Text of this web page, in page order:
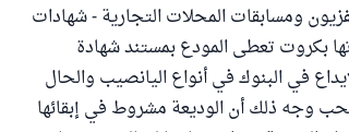
ومسابقات المحلات التجارية - شهادات
بكروت تعطى المودع بمستند شهادة
في البنوك في أنواع اليانصيب والحال
وجه ذلك أن الوديعة مشروط في إبقائها